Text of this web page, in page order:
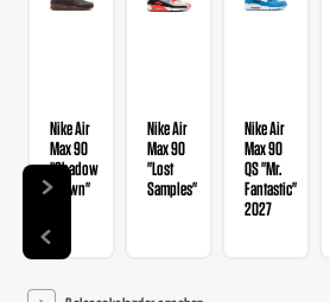
Nike Air
Max 90
"Shadow
Brown"
Nike Air
Max 90
"Lost
Samples"
Nike Air
Max 90
QS "Mr.
Fantastic"
2027